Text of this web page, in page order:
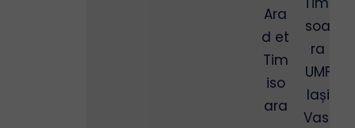
Ara
d et
Tim
iso
ara
soa
ra
UMF
Iași
Vasi